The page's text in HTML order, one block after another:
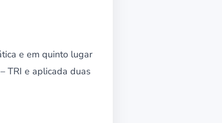
e em quinto lugar
TRI e aplicada duas